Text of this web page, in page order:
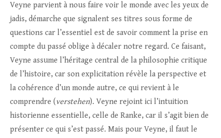
Veyne parvient à nous faire voir le monde avec les yeux de
jadis, démarche que signalent ses titres sous forme de
questions car l’essentiel est de savoir comment la prise en
compte du passé oblige à décaler notre regard. Ce faisant,
Veyne assume l’héritage central de la philosophie critique
de l’histoire, car son explicitation révèle la perspective et
la cohérence d’un monde autre, ce qui revient à le
comprendre (verstehen). Veyne rejoint ici l’intuition
historienne essentielle, celle de Ranke, car il s’agit bien de
présenter ce qui s’est passé. Mais pour Veyne, il faut le